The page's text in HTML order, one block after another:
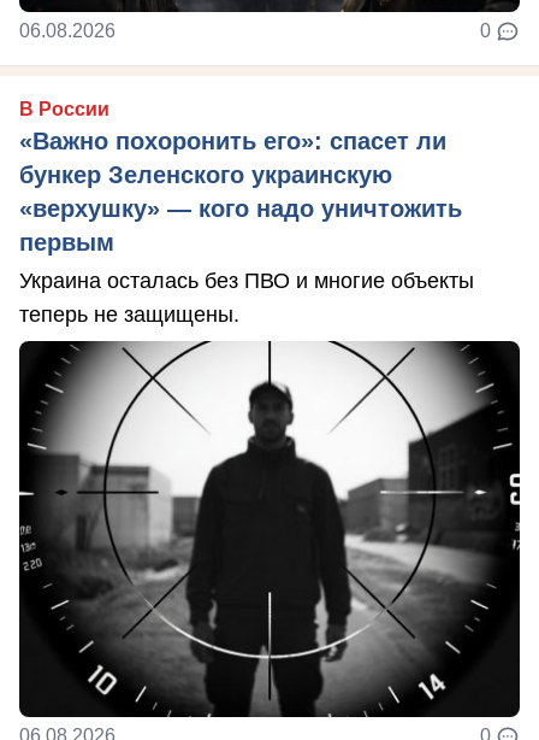
06.08.2026 0
В России
«Важно похоронить его»: спасет ли
бункер Зеленского украинскую
«верхушку» — кого надо уничтожить
первым
Украина осталась без ПВО и многие объекты
теперь не защищены.
06.08.2026 0